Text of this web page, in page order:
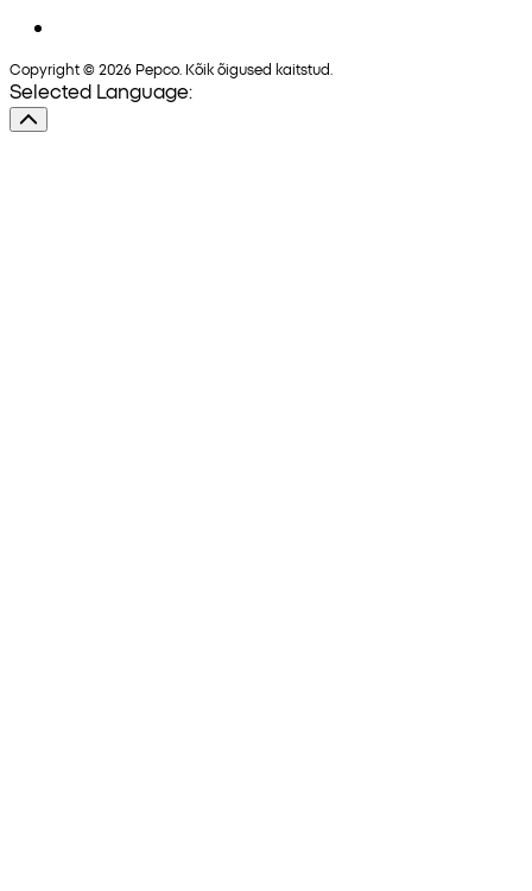
Copyright © 2026 Pepco. Kõik õigused kaitstud.
Selected Language: